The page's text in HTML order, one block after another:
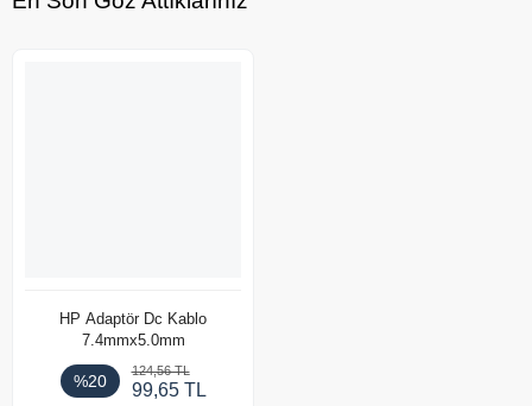
HP Adaptör Dc Kablo
7.4mmx5.0mm
%20
124,56 TL
99,65 TL